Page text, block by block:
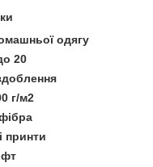
одягу
20
г/м2
принти